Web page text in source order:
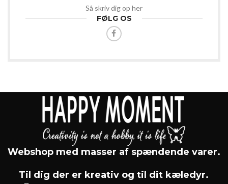
Så skriv dig op her
FØLG OS
Webshop med masser af spændende varer.
Til dig der er kreativ og til dit kæledyr.